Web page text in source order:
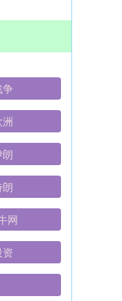
争
洲
网